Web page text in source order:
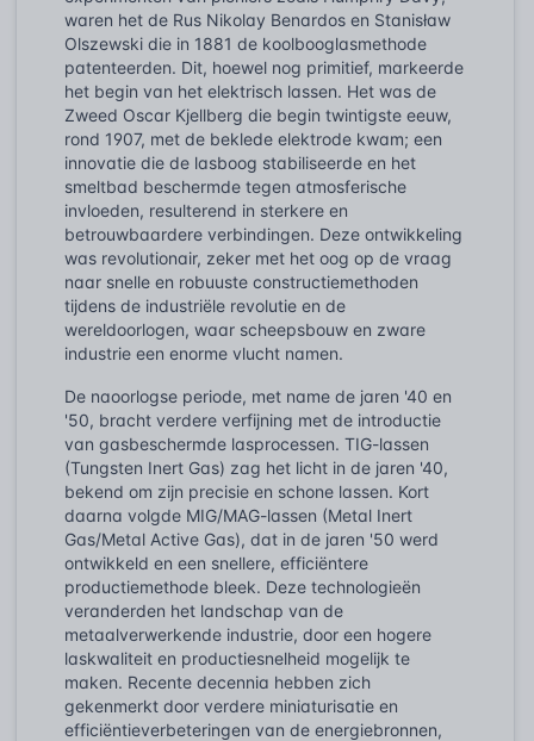
waren het de Rus Nikolay Benardos en Stanisław
Olszewski die in 1881 de koolbooglasmethode
patenteerden. Dit, hoewel nog primitief, markeerde
het begin van het elektrisch lassen. Het was de
Zweed Oscar Kjellberg die begin twintigste eeuw,
rond 1907, met de beklede elektrode kwam; een
innovatie die de lasboog stabiliseerde en het
smeltbad beschermde tegen atmosferische
invloeden, resulterend in sterkere en
betrouwbaardere verbindingen. Deze ontwikkeling
was revolutionair, zeker met het oog op de vraag
naar snelle en robuuste constructiemethoden
tijdens de industriële revolutie en de
wereldoorlogen, waar scheepsbouw en zware
industrie een enorme vlucht namen.
De naoorlogse periode, met name de jaren '40 en
'50, bracht verdere verfijning met de introductie
van gasbeschermde lasprocessen. TIG-lassen
(Tungsten Inert Gas) zag het licht in de jaren '40,
bekend om zijn precisie en schone lassen. Kort
daarna volgde MIG/MAG-lassen (Metal Inert
Gas/Metal Active Gas), dat in de jaren '50 werd
ontwikkeld en een snellere, efficiëntere
productiemethode bleek. Deze technologieën
veranderden het landschap van de
metaalverwerkende industrie, door een hogere
laskwaliteit en productiesnelheid mogelijk te
maken. Recente decennia hebben zich
gekenmerkt door verdere miniaturisatie en
efficiëntieverbeteringen van de energiebronnen,